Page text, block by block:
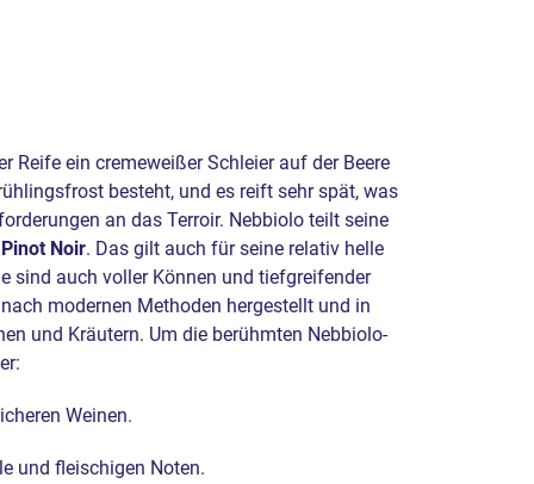
Reife ein cremeweißer Schleier auf der Beere
besteht, und es reift sehr spät, was
an das Terroir. Nebbiolo teilt seine
Pinot Noir. Das gilt auch für seine relativ helle
sind auch voller Können und tiefgreifender
modernen Methoden hergestellt und in
und Kräutern. Um die berühmten Nebbiolo-
Weinen.
und fleischigen Noten.